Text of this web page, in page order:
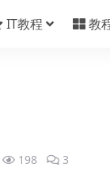
IT教程 教
198 3